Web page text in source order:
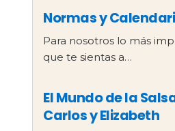
Normas y
Para nosotros lo más
que te sientas a…
El Mundo de la
Carlos y Elizabeth